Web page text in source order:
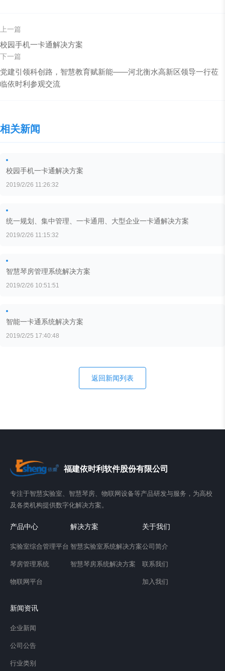
上一篇
校园手机一卡通解决方案
下一篇
党建引领科创路，智慧教育赋新能——河北衡水高新区领导一行莅
临依时利参观交流
相关新闻
校园手机一卡通解决方案
2019/2/26 11:26:32
统一规划、集中管理、一卡通用、大型企业一卡通解决方案
2019/2/26 11:15:32
智慧琴房管理系统解决方案
2019/2/26 10:51:51
智能一卡通系统解决方案
2019/2/25 17:40:48
返回新闻列表
福建依时利软件股份有限公司
专注于智慧实验室、智慧琴房、物联网设备等产品研发与服务，为高校
及各类机构提供数字化解决方案。
产品中心
实验室综合管理平台
琴房管理系统
物联网平台
解决方案
智慧实验室系统解决方案
智慧琴房系统解决方案
关于我们
公司简介
联系我们
加入我们
新闻资讯
企业新闻
公司公告
行业类别